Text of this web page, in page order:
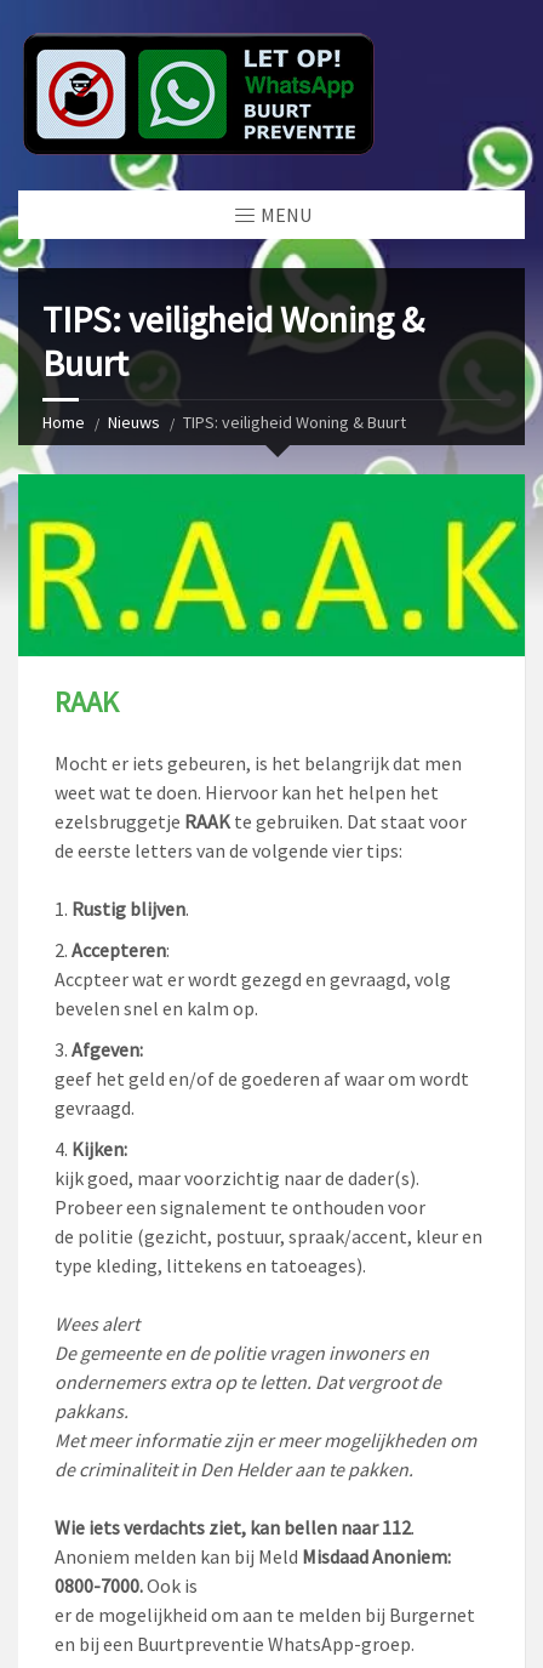
MENU
TIPS: veiligheid Woning &
Buurt
Home Nieuws TIPS: veiligheid Woning & Buurt
RAAK
Mocht er iets gebeuren, is het belangrijk dat men
weet wat te doen. Hiervoor kan het helpen het
ezelsbruggetje RAAKte gebruiken. Dat staat voor
de eerste letters van de volgende vier tips:
Rustig blijven.
Accepteren:
Accpteer wat er wordt gezegd en gevraagd, volg
bevelen snel en kalm op.
Afgeven:
geef het geld en/of de goederen af waar om wordt
gevraagd.
Kijken:
kijk goed, maar voorzichtig naar de dader(s).
Probeer een signalement te onthouden voor
de politie (gezicht, postuur, spraak/accent, kleur en
type kleding, littekens en tatoeages).
Wees alert
De gemeente en de politie vragen inwoners en
ondernemers extra op te letten. Dat vergroot de
pakkans.
Met meer informatie zijn er meer mogelijkheden om
de criminaliteit in Den Helder aan te pakken.
Wie iets verdachts ziet, kan bellen naar 112.
Anoniem melden kan bij Meld Misdaad Anoniem:
0800-7000.Ook is
er de mogelijkheid om aan te melden bij Burgernet
en bij een Buurtpreventie WhatsApp-groep.